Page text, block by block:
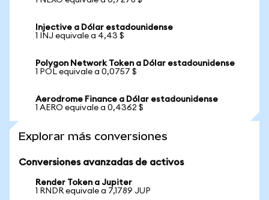
Injective a Dólar estadounidense
1 INJ equivale a 4,43 $
Polygon Network Token a Dólar estadounidense
1 POL equivale a 0,0757 $
Aerodrome Finance a Dólar estadounidense
1 AERO equivale a 0,4362 $
Explorar más conversiones
Conversiones avanzadas de activos
Render Token a Jupiter
1 RNDR equivale a 7,1789 JUP